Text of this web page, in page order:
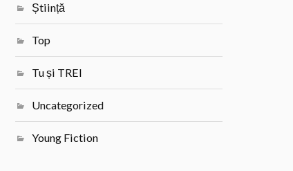
Știință
Top
Tu și TREI
Uncategorized
Young Fiction